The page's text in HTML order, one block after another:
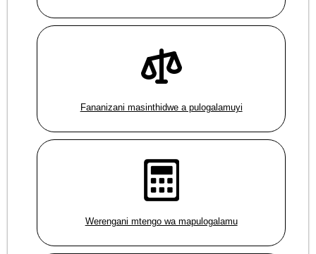
Fananizani masinthidwe a pulogalamuyi
Werengani mtengo wa mapulogalamu